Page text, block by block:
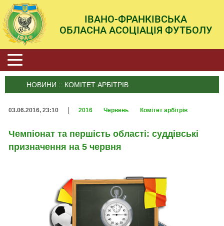
ІВАНО-ФРАНКІВСЬКА
ОБЛАСНА АСОЦІАЦІЯ ФУТБОЛУ
НОВИНИ :: КОМІТЕТ АРБІТРІВ
03.06.2016, 23:10 | 2016 Червень Комітет арбітрів
Чемпіонат та першість області: суддівські
призначення на 5 червня